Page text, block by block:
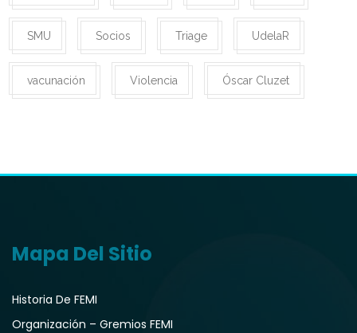
SMU Socios Triage UdelaR
vacunación Violencia Óscar Cluzet
Mapa Del Sitio
Historia De FEMI
Organización – Gremios FEMI